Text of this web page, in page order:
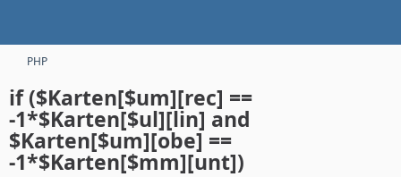
PHP
if ($Karten[$um][rec] ==
-1*$Karten[$ul][lin] and
$Karten[$um][obe] ==
-1*$Karten[$mm][unt])